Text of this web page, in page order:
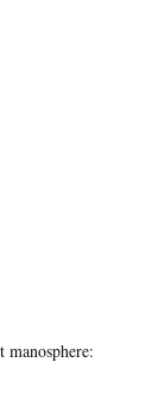
manosphere: